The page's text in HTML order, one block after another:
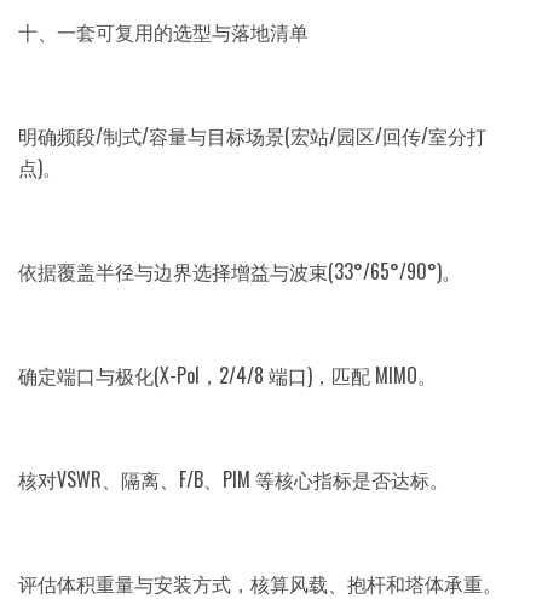
十、一套可复用的选型与落地清单
明确频段/制式/容量与目标场景(宏站/园区/回传/室分打
点)。
依据覆盖半径与边界选择增益与波束(33°/65°/90°)。
确定端口与极化(X-Pol，2/4/8 端口)，匹配 MIMO。
核对VSWR、隔离、F/B、PIM 等核心指标是否达标。
评估体积重量与安装方式，核算风载、抱杆和塔体承重。